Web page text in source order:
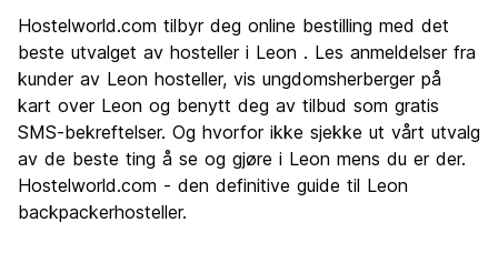
Kultur
8.5
Feste
7.2
Verdi for pengene
8.6
Hostelworld.com tilbyr deg online bestilling med det
beste utvalget av hosteller i Leon . Les anmeldelser fra
kunder av Leon hosteller, vis ungdomsherberger på
kart over Leon og benytt deg av tilbud som gratis
SMS-bekreftelser. Og hvorfor ikke sjekke ut vårt utvalg
av de beste ting å se og gjøre i Leon mens du er der.
Hostelworld.com - den definitive guide til Leon
backpackerhosteller.